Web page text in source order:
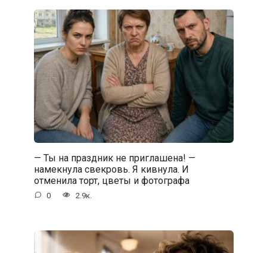
— Ты на праздник не приглашена! —
намекнула свекровь. Я кивнула. И
отменила торт, цветы и фотографа
0 2.9к.